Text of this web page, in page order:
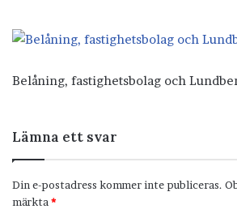
Belåning, fastighetsbolag och
Lämna ett svar
Din e-postadress kommer inte publiceras.
märkta *